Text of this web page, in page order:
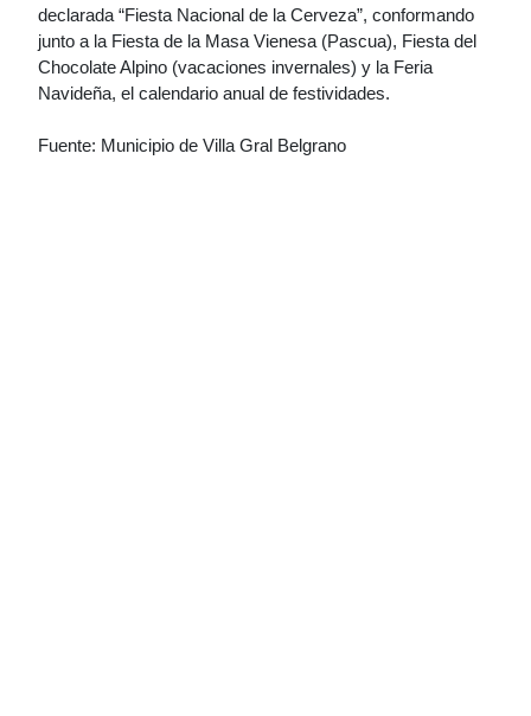
declarada “Fiesta Nacional de la Cerveza”, conformando
junto a la Fiesta de la Masa Vienesa (Pascua), Fiesta del
Chocolate Alpino (vacaciones invernales) y la Feria
Navideña, el calendario anual de festividades.
Fuente: Municipio de Villa Gral Belgrano